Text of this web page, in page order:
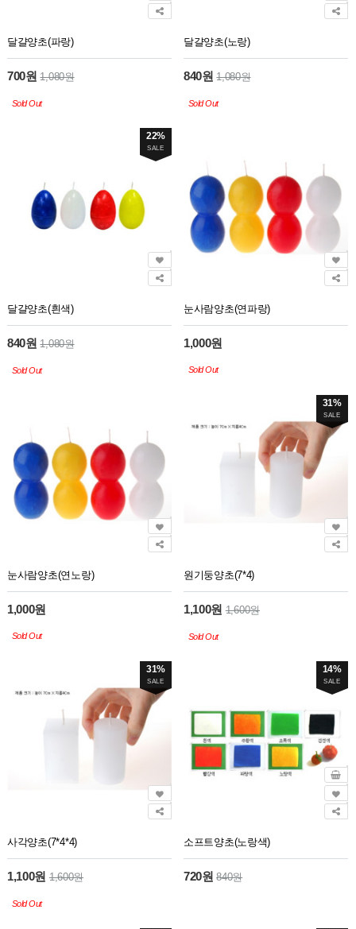
달걀양초(파랑)
700원1,080원
Sold Out
달걀양초(노랑)
840원1,080원
Sold Out
22%
SALE
달걀양초(흰색)
840원1,080원
Sold Out
눈사람양초(연파랑)
1,000원
Sold Out
눈사람양초(연노랑)
1,000원
Sold Out
31%
SALE
원기둥양초(7*4)
1,100원1,600원
Sold Out
31%
SALE
사각양초(7*4*4)
1,100원 1,600원
Sold Out
14%
SALE
소프트양초(노랑색)
720원840원